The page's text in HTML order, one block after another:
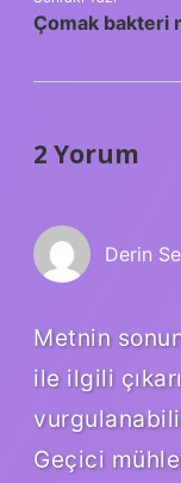
Çomak bakteri
2 Yorum
Derin
Metnin
ile ilgili
Geçici